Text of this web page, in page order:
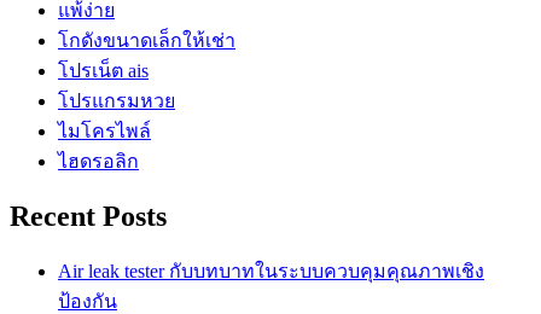
แพ้ง่าย
โกดังขนาดเล็กให้เช่า
โปรเน็ต ais
โปรแกรมหวย
ไมโครไพล์
ไฮดรอลิก
Recent Posts
Air leak tester กับบทบาทในระบบควบคุมคุณภาพเชิง
ป้องกัน